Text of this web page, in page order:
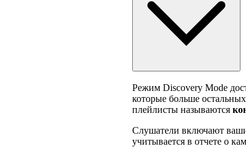
Режим Discovery Mode
которые больше
плейлисты называются
Слушатели включают ваши
учитывается в отчете о